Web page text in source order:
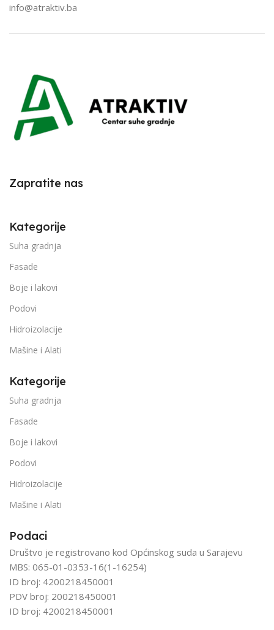
info@atraktiv.ba
Zapratite nas
Kategorije
Suha gradnja
Fasade
Boje i lakovi
Podovi
Hidroizolacije
Mašine i Alati
Kategorije
Suha gradnja
Fasade
Boje i lakovi
Podovi
Hidroizolacije
Mašine i Alati
Podaci
Društvo je registrovano kod Općinskog suda u Sarajevu
MBS: 065-01-0353-16(1-16254)
ID broj: 4200218450001
PDV broj: 200218450001
ID broj: 4200218450001